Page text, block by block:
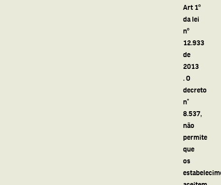
Art 1º
da lei
nº
12.933
de
2013
. O
decreto
n°
8.537,
não
permite
que
os